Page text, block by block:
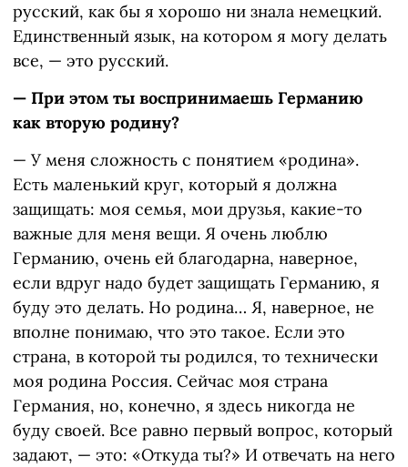
русский, как бы я хорошо ни знала немецкий.
Единственный язык, на котором я могу делать
все, — это русский.
— При этом ты воспринимаешь Германию
как вторую родину?
— У меня сложность с понятием «родина».
Есть маленький круг, который я должна
защищать: моя семья, мои друзья, какие-то
важные для меня вещи. Я очень люблю
Германию, очень ей благодарна, наверное,
если вдруг надо будет защищать Германию, я
буду это делать. Но родина… Я, наверное, не
вполне понимаю, что это такое. Если это
страна, в которой ты родился, то технически
моя родина Россия. Сейчас моя страна
Германия, но, конечно, я здесь никогда не
буду своей. Все равно первый вопрос, который
задают, — это: «Откуда ты?» И отвечать на него